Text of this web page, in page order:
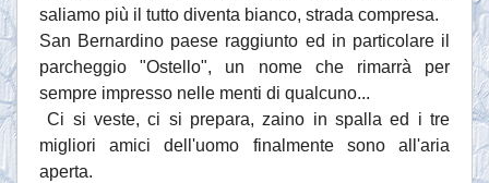
saliamo più il tutto diventa bianco, strada compresa.
San Bernardino paese raggiunto ed in particolare il
parcheggio "Ostello", un nome che rimarrà per
sempre impresso nelle menti di qualcuno...
Ci si veste, ci si prepara, zaino in spalla ed i tre
migliori amici dell'uomo finalmente sono all'aria
aperta.